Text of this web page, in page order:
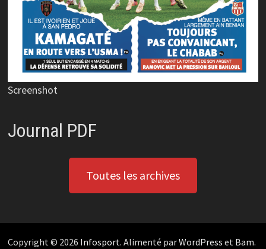
Screenshot
Journal PDF
Toutes les archives
Copyright © 2026 Infosport. Alimenté parWordPress et Bam.